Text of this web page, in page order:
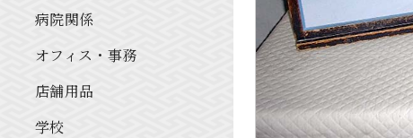
病院関係
オフィス・事務
店舗用品
学校